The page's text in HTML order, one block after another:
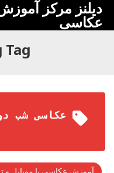
دیلنز مرکز
عکاسی
عکاسی شب